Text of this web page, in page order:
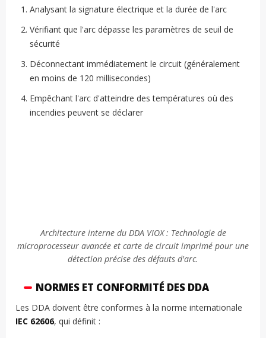
Analysant la signature électrique et la durée de l'arc
Vérifiant que l'arc dépasse les paramètres de seuil de
sécurité
Déconnectant immédiatement le circuit (généralement
en moins de 120 millisecondes)
Empêchant l'arc d'atteindre des températures où des
incendies peuvent se déclarer
Architecture interne du DDA VIOX : Technologie de
microprocesseur avancée et carte de circuit imprimé pour une
détection précise des défauts d'arc.
NORMES ET CONFORMITÉ DES DDA
Les DDA doivent être conformes à la norme internationale
IEC 62606, qui définit :